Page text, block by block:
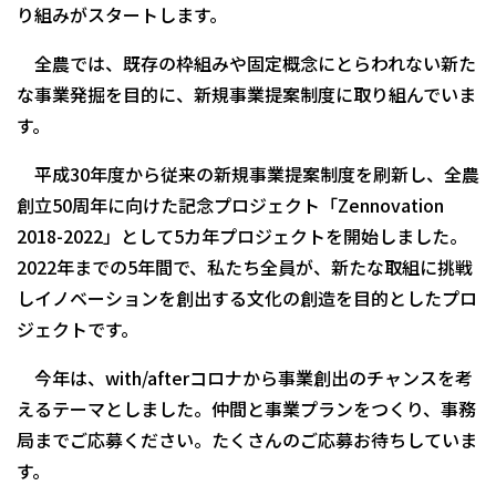
り組みがスタートします。
全農では、既存の枠組みや固定概念にとらわれない新た
な事業発掘を目的に、新規事業提案制度に取り組んでいま
す。
平成30年度から従来の新規事業提案制度を刷新し、全農
創立50周年に向けた記念プロジェクト「Zennovation
2018-2022」として5カ年プロジェクトを開始しました。
2022年までの5年間で、私たち全員が、新たな取組に挑戦
しイノベーションを創出する文化の創造を目的としたプロ
ジェクトです。
今年は、 with/afterコロナから事業創出のチャンスを考
えるテーマとしました。 仲間と事業プランをつくり、事務
局までご応募ください。たくさんのご応募お待ちしていま
す。